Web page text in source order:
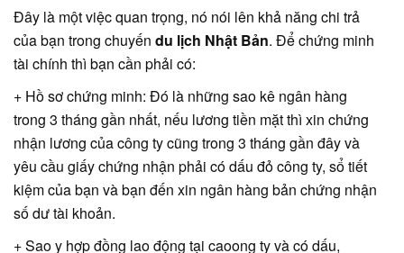
Đây là một việc quan trọng, nó nói lên khả năng chi trả
của bạn trong chuyến du lịch Nhật Bản. Để chứng minh
tài chính thì bạn cần phải có:
+ Hồ sơ chứng minh: Đó là những sao kê ngân hàng
trong 3 tháng gần nhất, nếu lương tiền mặt thì xin chứng
nhận lương của công ty cũng trong 3 tháng gần đây và
yêu cầu giấy chứng nhận phải có dấu đỏ công ty, sổ tiết
kiệm của bạn và bạn đến xin ngân hàng bản chứng nhận
số dư tài khoản.
+ Sao y hợp đồng lao động tại caoong ty và có dấu,